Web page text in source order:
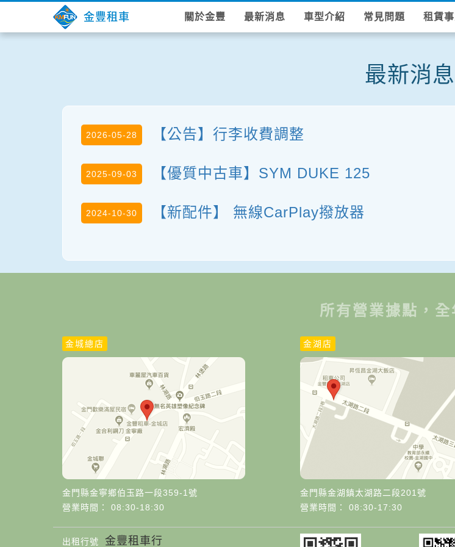
金豐租車 關於金豐 最新消息 車型介紹 常見問題 租賃
最新消息
2026-05-28 【公告】行李收費調整
2025-09-03 【優質中古車】SYM DUKE 125
2024-10-30 【新配件】 無線CarPlay撥放器
所有營業據點，全
金城總店
金門縣金寧鄉伯玉路一段359-1號
營業時間： 08:30-18:30
金湖店
金門縣金湖鎮太湖路二段201號
營業時間： 08:30-17:30
出租行號 金豐租車行